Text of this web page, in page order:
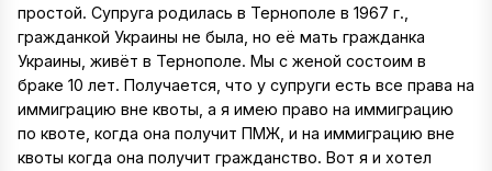
простой. Супруга родилась в Тернополе в 1967 г.,
гражданкой Украины не была, но её мать гражданка
Украины, живёт в Тернополе. Мы с женой состоим в
браке 10 лет. Получается, что у супруги есть все права на
иммиграцию вне квоты, а я имею право на иммиграцию
по квоте, когда она получит ПМЖ, и на иммиграцию вне
квоты когда она получит гражданство. Вот я и хотел